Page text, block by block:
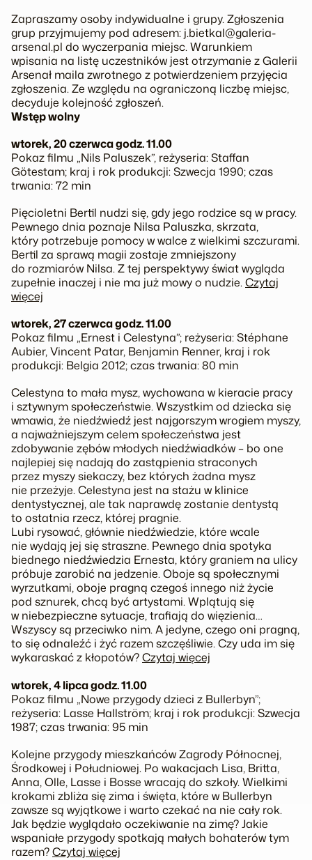
Zapraszamy osoby indywidualne i grupy. Zgłoszenia
grup przyjmujemy pod adresem: j.bietkal@galeria-
arsenal.pl do wyczerpania miejsc. Warunkiem
wpisania na listę uczestników jest otrzymanie z Galerii
Arsenał maila zwrotnego z potwierdzeniem przyjęcia
zgłoszenia. Ze względu na ograniczoną liczbę miejsc,
decyduje kolejność zgłoszeń.
Wstęp wolny
wtorek, 20 czerwca godz. 11.00
Pokaz filmu „Nils Paluszek”, reżyseria: Staffan
Götestam; kraj i rok produkcji: Szwecja 1990; czas
trwania: 72 min
Pięcioletni Bertil nudzi się, gdy jego rodzice są w pracy.
Pewnego dnia poznaje Nilsa Paluszka, skrzata,
który potrzebuje pomocy w walce z wielkimi szczurami.
Bertil za sprawą magii zostaje zmniejszony
do rozmiarów Nilsa. Z tej perspektywy świat wygląda
zupełnie inaczej i nie ma już mowy o nudzie.Czytaj
więcej
wtorek, 27 czerwca godz. 11.00
Pokaz filmu „Ernest i Celestyna”; reżyseria: Stéphane
Aubier, Vincent Patar, Benjamin Renner, kraj i rok
produkcji: Belgia 2012; czas trwania: 80 min
Celestyna to mała mysz, wychowana w kieracie pracy
i sztywnym społeczeństwie. Wszystkim od dziecka się
wmawia, że niedźwiedź jest najgorszym wrogiem myszy,
a najważniejszym celem społeczeństwa jest
zdobywanie zębów młodych niedźwiadków – bo one
najlepiej się nadają do zastąpienia straconych
przez myszy siekaczy, bez których żadna mysz
nie przeżyje. Celestyna jest na stażu w klinice
dentystycznej, ale tak naprawdę zostanie dentystą
to ostatnia rzecz, której pragnie.
Lubi rysować, głównie niedźwiedzie, które wcale
nie wydają jej się straszne. Pewnego dnia spotyka
biednego niedźwiedzia Ernesta, który graniem na ulicy
próbuje zarobić na jedzenie. Oboje są społecznymi
wyrzutkami, oboje pragną czegoś innego niż życie
pod sznurek, chcą być artystami. Wplątują się
w niebezpieczne sytuacje, trafiają do więzienia…
Wszyscy są przeciwko nim. A jedyne, czego oni pragną,
to się odnaleźć i żyć razem szczęśliwie. Czy uda im się
wykaraskać z kłopotów?Czytaj więcej
wtorek, 4 lipca godz. 11.00
Pokaz filmu „Nowe przygody dzieci z Bullerbyn”;
reżyseria: Lasse Hallström; kraj i rok produkcji: Szwecja
1987; czas trwania: 95 min
Kolejne przygody mieszkańców Zagrody Północnej,
Środkowej i Południowej. Po wakacjach Lisa, Britta,
Anna, Olle, Lasse i Bosse wracają do szkoły. Wielkimi
krokami zbliża się zima i święta, które w Bullerbyn
zawsze są wyjątkowe i warto czekać na nie cały rok.
Jak będzie wyglądało oczekiwanie na zimę? Jakie
wspaniałe przygody spotkają małych bohaterów tym
razem?Czytaj więcej